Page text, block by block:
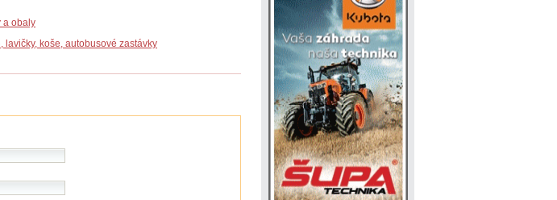
a obaly
lavičky, koše, autobusové zastávky